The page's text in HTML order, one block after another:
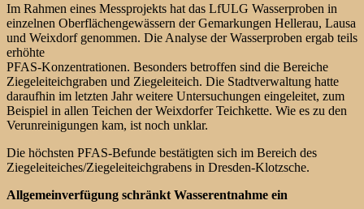
Im Rahmen eines Messprojekts hat das LfULG Wasserproben in
einzelnen Oberflächengewässern der Gemarkungen Hellerau, Lausa
und Weixdorf genommen. Die Analyse der Wasserproben ergab teils
erhöhte
PFAS-Konzentrationen. Besonders betroffen sind die Bereiche
Ziegeleiteichgraben und Ziegeleiteich. Die Stadtverwaltung hatte
daraufhin im letzten Jahr weitere Untersuchungen eingeleitet, zum
Beispiel in allen Teichen der Weixdorfer Teichkette. Wie es zu den
Verunreinigungen kam, ist noch unklar.
Die höchsten PFAS-Befunde bestätigten sich im Bereich des
Ziegeleiteiches/Ziegeleiteichgrabens in Dresden-Klotzsche.
Allgemeinverfügung schränkt Wasserentnahme ein